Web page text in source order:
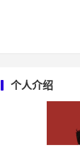
个人介绍